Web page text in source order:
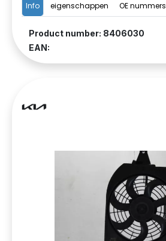
Info eigenschappen OE nummers
Product number: 8406030
EAN: